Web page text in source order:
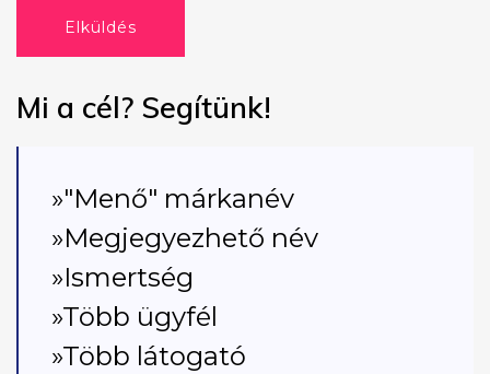
Elküldés
Mi a cél? Segítünk!
»"Menő" márkanév
»Megjegyezhető név
»Ismertség
»Több ügyfél
»Több látogató